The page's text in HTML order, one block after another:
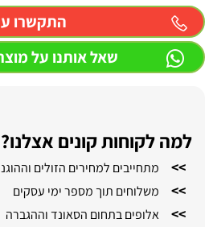
התקשרו
שאל אותנו על
למה לקוחות קונים אצלנו?
>> מתחייבים למחירים הזולים
>> משלוחים תוך מספר ימי עסקים
>> אלופים בתחום הסאונד וההגברה